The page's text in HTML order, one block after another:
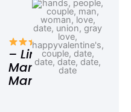
– Linda,
Marketing
Manager